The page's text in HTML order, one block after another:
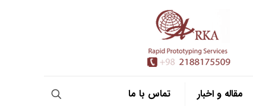
مقاله و اخبار تماس با ما